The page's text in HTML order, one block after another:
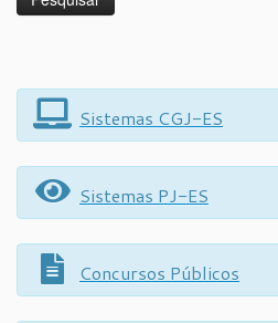
Sistemas CGJ-ES
Sistemas PJ-ES
Concursos Públicos